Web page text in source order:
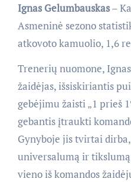
Ignas Gelumbauskas–
Asmeninė sezono
atkovoto kamuolio, 1,6
Trenerių nuomone,
žaidėjas, išsiskiriantis
gebėjimu žaisti „1 prieš
gebantis įtraukti
Gynyboje jis tvirtai
universalumą ir
vieno iš komandos